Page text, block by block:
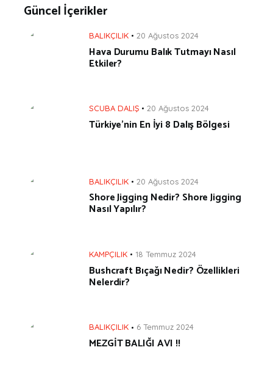
Güncel İçerikler
BALIKÇILIK 20 Ağustos 2024
Hava Durumu Balık Tutmayı Nasıl
Etkiler?
SCUBA DALIŞ 20 Ağustos 2024
Türkiye’nin En İyi 8 Dalış Bölgesi
BALIKÇILIK 20 Ağustos 2024
Shore Jigging Nedir? Shore Jigging
Nasıl Yapılır?
KAMPÇILIK 18 Temmuz 2024
Bushcraft Bıçağı Nedir? Özellikleri
Nelerdir?
BALIKÇILIK 6 Temmuz 2024
MEZGİT BALIĞI AVI !!